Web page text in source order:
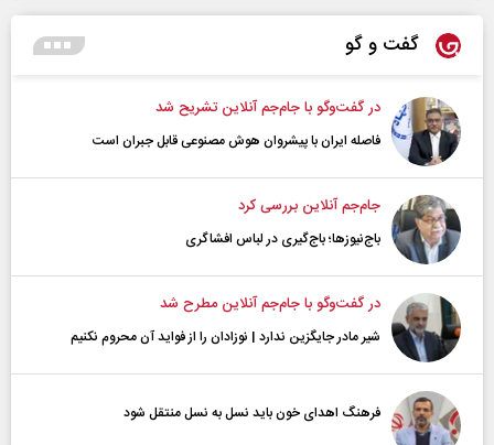
گفت و گو
در گفت‌و‌گو با جام‌جم آنلاین تشریح شد
فاصله ایران با پیشرو‌ان هوش مصنوعی قابل جبران است
جام‌جم آنلاین بررسی کرد
باج‌نیوزها؛ باج‌گیری در لباس افشاگری
در گفت‌و‌گو با جام‌جم آنلاین مطرح شد
شیر مادر جایگزین ندارد | نوزادان را از فواید آن محروم نکنیم
فرهنگ اهدای خون باید نسل به نسل منتقل شود